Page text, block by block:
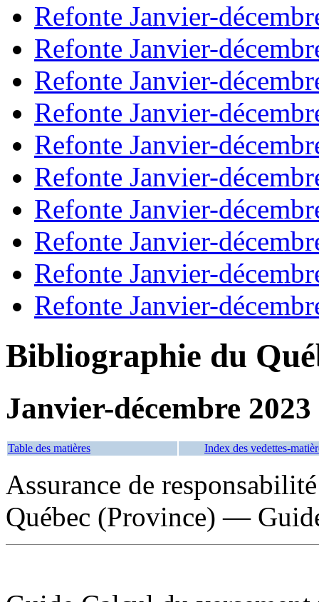
Refonte Janvier-
Refonte Janvier-
Refonte Janvier-
Refonte Janvier-
Refonte Janvier-
Refonte Janvier-
Refonte Janvier-
Refonte Janvier-
Refonte Janvier-
Refonte Janvier-
Bibliographie du
Janvier-décembre 2023
Table des matières Index des vedettes-
Assurance de
Québec (Province) —